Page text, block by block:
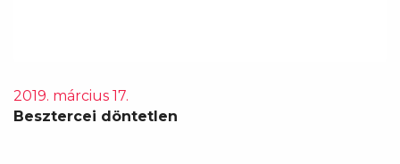
2019. március 17.
Besztercei döntetlen